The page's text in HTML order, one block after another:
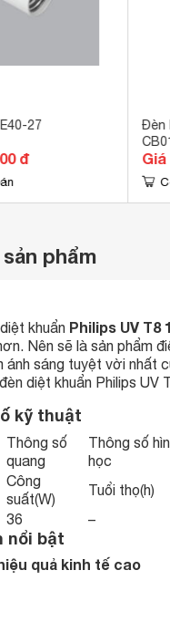
27
đ
Đèn
phẩm
khuẩn Philips UV T8
Nên sẽ là sản phẩm
ánh sáng tuyệt vời nhất
diệt khuẩn Philips
kỹ thuật
Thông số
quang
Thông số
học
Công
suất(W)
Tuổi thọ(h)
36 –
nổi bật
quả kinh tế cao